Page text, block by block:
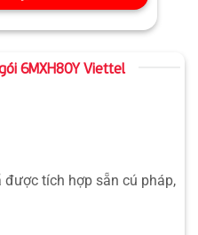
6MXH80Y Viettel
tích hợp sẵn cú pháp,